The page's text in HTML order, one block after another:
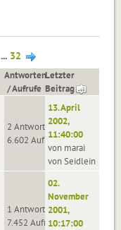
... 32
Antworten
/Aufrufe
Letzter
Beitrag
2 Antworten
6.602 Aufrufe
13. April
2002,
11:40:00
von marai
von Seidlein
1 Antworten
7.452 Aufrufe
02.
November
2001,
10:17:00